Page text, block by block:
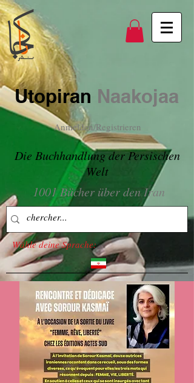
Utopiran Naakojaa
Anmelden/Registrieren
Die Buchhandlung der Persischen
Welt
1001 Bücher über den Iran
Wähle deine Sprache: